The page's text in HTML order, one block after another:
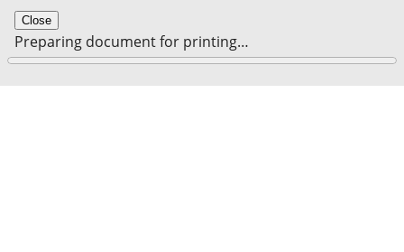
Close
Preparing document for printing…